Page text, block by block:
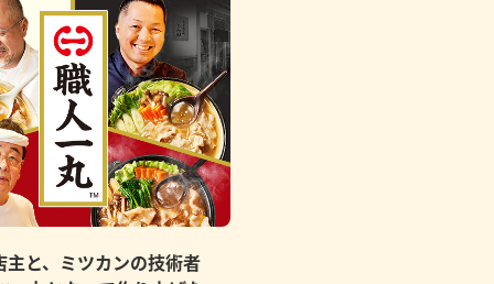
主と、ミツカンの技術者